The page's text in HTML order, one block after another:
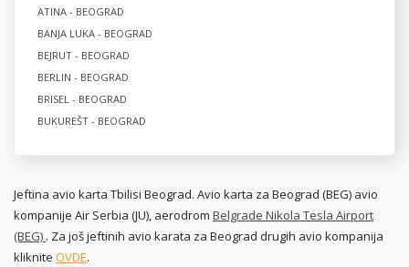
ATINA - BEOGRAD
BANJA LUKA - BEOGRAD
BEJRUT - BEOGRAD
BERLIN - BEOGRAD
BRISEL - BEOGRAD
BUKUREŠT - BEOGRAD
Jeftina avio karta Tbilisi Beograd. Avio karta za Beograd (BEG) avio
kompanije Air Serbia (JU), aerodrom Belgrade Nikola Tesla Airport
(BEG) . Za još jeftinih avio karata za Beograd drugih avio kompanija
kliknite OVDE.